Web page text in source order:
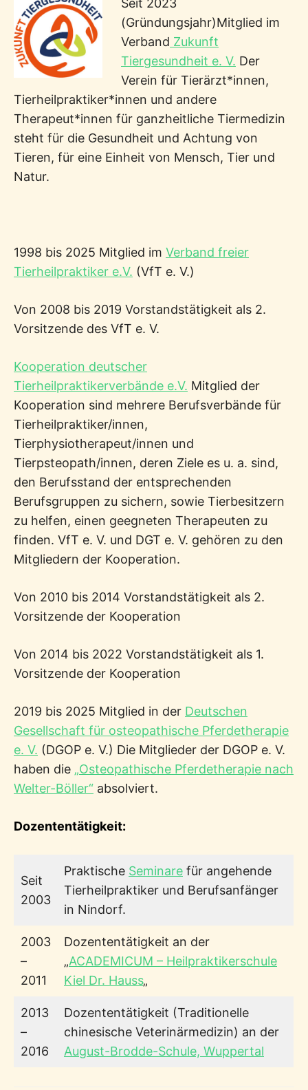
Seit 2023
(Gründungsjahr)Mitglied im
Verband Zukunft
Tiergesundheit e. V. Der
Verein für Tierärzt*innen,
Tierheilpraktiker*innen und andere
Therapeut*innen für ganzheitliche Tiermedizin
steht für die Gesundheit und Achtung von
Tieren, für eine Einheit von Mensch, Tier und
Natur.
1998 bis 2025 Mitglied im Verband freier
Tierheilpraktiker e.V. (VfT e. V.)
Von 2008 bis 2019 Vorstandstätigkeit als 2.
Vorsitzende des VfT e. V.
Kooperation deutscher
Tierheilpraktikerverbände e.V. Mitglied der
Kooperation sind mehrere Berufsverbände für
Tierheilpraktiker/innen,
Tierphysiotherapeut/innen und
Tierpsteopath/innen, deren Ziele es u. a. sind,
den Berufsstand der entsprechenden
Berufsgruppen zu sichern, sowie Tierbesitzern
zu helfen, einen geegneten Therapeuten zu
finden. VfT e. V. und DGT e. V. gehören zu den
Mitgliedern der Kooperation.
Von 2010 bis 2014 Vorstandstätigkeit als 2.
Vorsitzende der Kooperation
Von 2014 bis 2022 Vorstandstätigkeit als 1.
Vorsitzende der Kooperation
2019 bis 2025 Mitglied in der Deutschen
Gesellschaft für osteopathische Pferdetherapie
e. V. (DGOP e. V.) Die Mitglieder der DGOP e. V.
haben die „Osteopathische Pferdetherapie nach
Welter-Böller“ absolviert.
Dozententätigkeit:
Seit
2003
Praktische Seminare für angehende
Tierheilpraktiker und Berufsanfänger
in Nindorf.
2003
–
2011
Dozententätigkeit an der
„ACADEMICUM – Heilpraktikerschule
Kiel Dr. Hauss„
2013
–
2016
Dozententätigkeit (Traditionelle
chinesische Veterinärmedizin) an der
August-Brodde-Schule, Wuppertal